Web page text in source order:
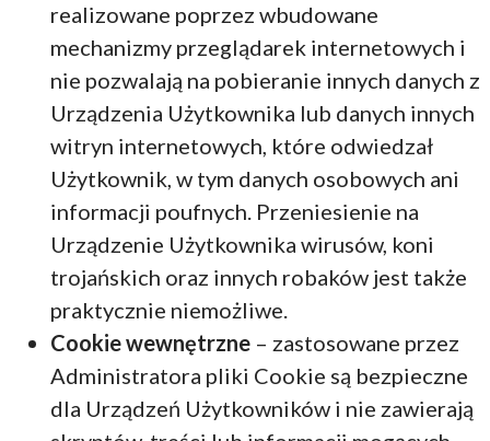
realizowane poprzez wbudowane
mechanizmy przeglądarek internetowych i
nie pozwalają na pobieranie innych danych z
Urządzenia Użytkownika lub danych innych
witryn internetowych, które odwiedzał
Użytkownik, w tym danych osobowych ani
informacji poufnych. Przeniesienie na
Urządzenie Użytkownika wirusów, koni
trojańskich oraz innych robaków jest także
praktycznie niemożliwe.
Cookie wewnętrzne – zastosowane przez
Administratora pliki Cookie są bezpieczne
dla Urządzeń Użytkowników i nie zawierają